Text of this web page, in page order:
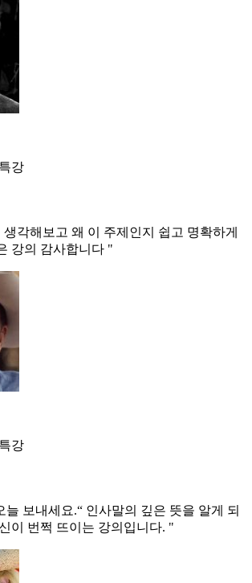
강
각해보고 왜 이 주제인지 쉽고 명확하게
강의 감사합니다 "
강
늘 보내세요.“ 인사말의 깊은 뜻을 알게 되
이 번쩍 뜨이는 강의입니다. "